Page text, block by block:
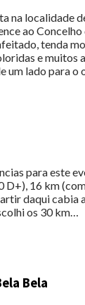
na localidade
ao
tenda
e muitos
um lado para o
para este
D+), 16 km
daqui cabia
os 30 km…
Bela